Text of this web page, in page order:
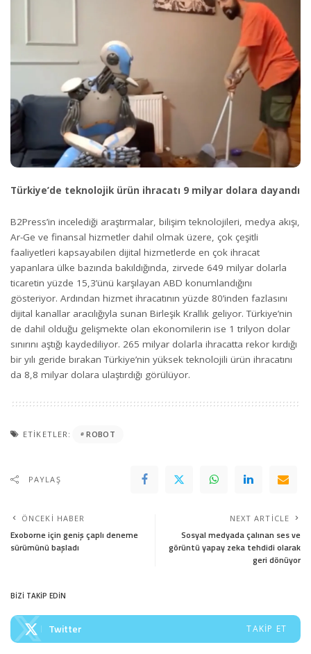
Türkiye’de teknolojik ürün ihracatı 9 milyar dolara dayandı
B2Press’in incelediği araştırmalar, bilişim teknolojileri, medya akışı,
Ar-Ge ve finansal hizmetler dahil olmak üzere, çok çeşitli
faaliyetleri kapsayabilen dijital hizmetlerde en çok ihracat
yapanlara ülke bazında bakıldığında, zirvede 649 milyar dolarla
ticaretin yüzde 15,3’ünü karşılayan ABD konumlandığını
gösteriyor. Ardından hizmet ihracatının yüzde 80’inden fazlasını
dijital kanallar aracılığıyla sunan Birleşik Krallık geliyor. Türkiye’nin
de dahil olduğu gelişmekte olan ekonomilerin ise 1 trilyon dolar
sınırını aştığı kaydediliyor. 265 milyar dolarla ihracatta rekor kırdığı
bir yılı geride bırakan Türkiye’nin yüksek teknolojili ürün ihracatını
da 8,8 milyar dolara ulaştırdığı görülüyor.
ETIKETLER: ROBOT
PAYLAŞ
ÖNCEKI HABER
Exoborne için geniş çaplı deneme
sürümünü başladı
NEXT ARTICLE
Sosyal medyada çalınan ses ve
görüntü yapay zeka tehdidi olarak
geri dönüyor
BİZİ TAKİP EDİN
Twitter TAKIP ET